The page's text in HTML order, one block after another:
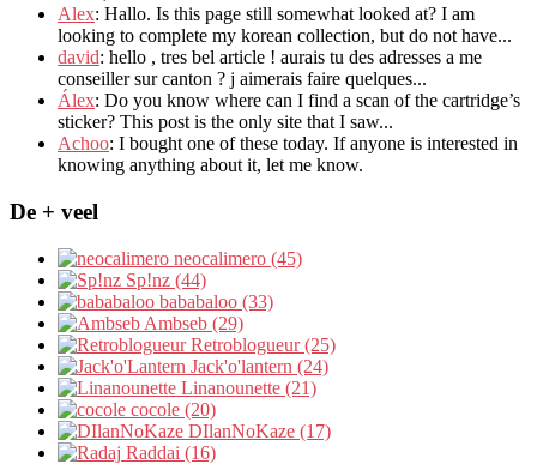
Alex: Hallo. Is this page still somewhat looked at? I am
looking to complete my korean collection, but do not have...
david: hello , tres bel article ! aurais tu des adresses a me
conseiller sur canton ? j aimerais faire quelques...
Álex: Do you know where can I find a scan of the cartridge’s
sticker? This post is the only site that I saw...
Achoo: I bought one of these today. If anyone is interested in
knowing anything about it, let me know.
De + veel
neocalimero (45)
Sp!nz (44)
bababaloo (33)
Ambseb (29)
Retroblogueur (25)
Jack'o'lantern (24)
Linanounette (21)
cocole (20)
DIlanNoKaze (17)
Raddai (16)